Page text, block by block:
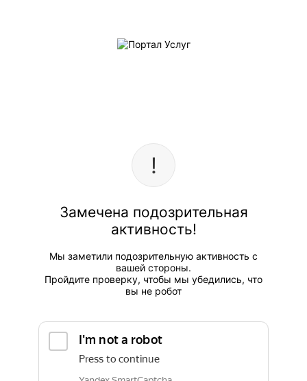
Замечена подозрительная
активность!
Мы заметили подозрительную активность с
вашей стороны.
Пройдите проверку, чтобы мы убедились, что
вы не робот